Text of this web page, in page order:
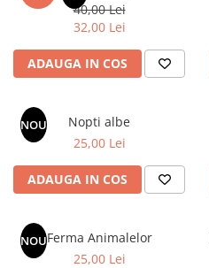
Dezvoltare Spirituala
Minte Corp
Numerologie
Paranormal
Parapsihologie
Audiobook
ReConnect
40,00 Lei
32,00 Lei
ADAUGA IN COS
NOU
Nopti albe
25,00 Lei
ADAUGA IN COS
NOUFerma Animalelor
25,00 Lei